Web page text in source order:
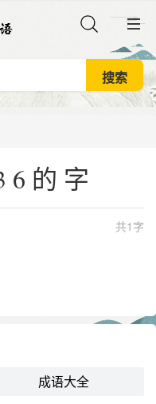
的字
共1字
成语大全